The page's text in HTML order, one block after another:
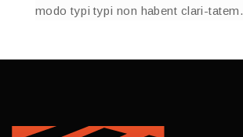
modo typi typi non habent clari-tatem.